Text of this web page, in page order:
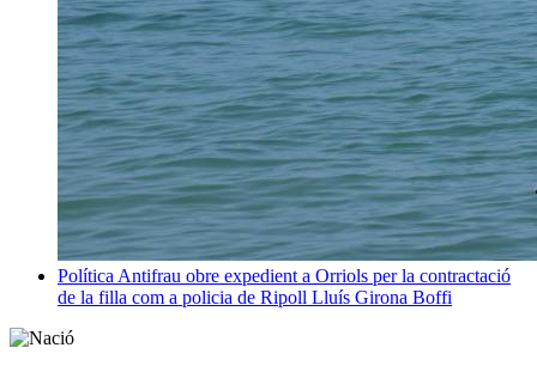
Política Antifrau obre expedient a Orriols per la contractació
de la filla com a policia de Ripoll Lluís Girona Boffi